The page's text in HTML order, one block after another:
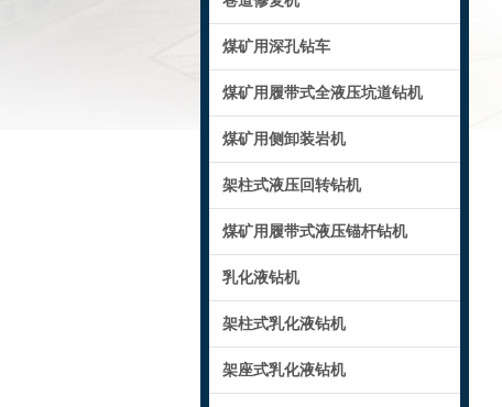
煤矿用深孔钻车
煤矿用履带式全液压坑道钻机
煤矿用侧卸装岩机
架柱式液压回转钻机
煤矿用履带式液压锚杆钻机
乳化液钻机
架柱式乳化液钻机
架座式乳化液钻机